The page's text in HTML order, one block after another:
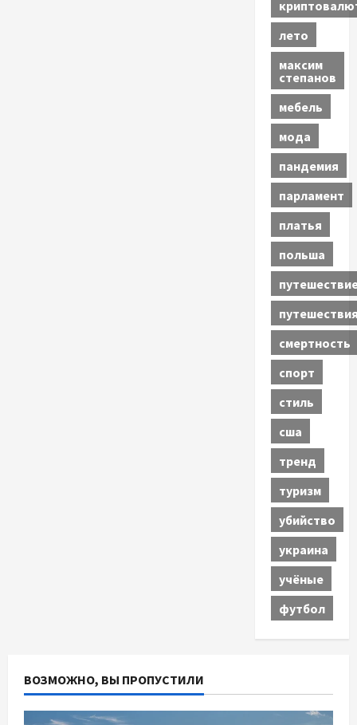
лето
максим
степанов
мебель
мода
пандемия
парламент
платья
польша
смертность
спорт
стиль
сша
тренд
туризм
убийство
украина
учёные
футбол
ВОЗМОЖНО, ВЫ ПРОПУСТИЛИ